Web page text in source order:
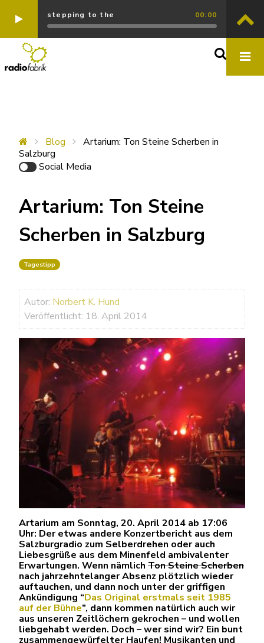
stepping to the 00:00
Blog
Artarium: Ton Steine Scherben in
Salzburg
Social Media
Artarium: Ton Steine
Scherben in Salzburg
Tagestipp
Autor: Norbert K. Hund
Veröffentlicht: 18. April 2014
Artarium am Sonntag, 20. April 2014 ab 17:06
Uhr: Der etwas andere Konzertbericht aus dem
Salzburgradio zum Selberdrehen oder auch
Liebesgrüße aus dem Minenfeld ambivalenter
Erwartungen. Wenn nämlich Ton Steine Scherben
nach jahrzehntelanger Absenz plötzlich wieder
auftauchen, und dann noch unter der griffigen
Ankündigung “Das Original erstmals seit 1985
auf der Bühne”, dann kommen natürlich auch wir
aus unseren Zeitlöchern gekrochen – und wollen
liebgehabt werden. Doch – wer sind wir? Ein bunt
zusammengewürfelter Haufen! Musikanten und